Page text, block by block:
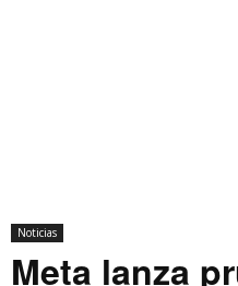
Noticias
Meta lanza